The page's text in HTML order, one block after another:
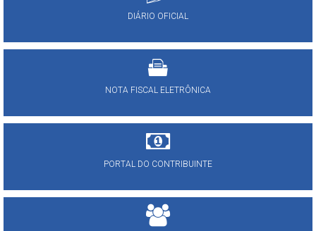
DIÁRIO OFICIAL
NOTA FISCAL ELETRÔNICA
PORTAL DO CONTRIBUINTE